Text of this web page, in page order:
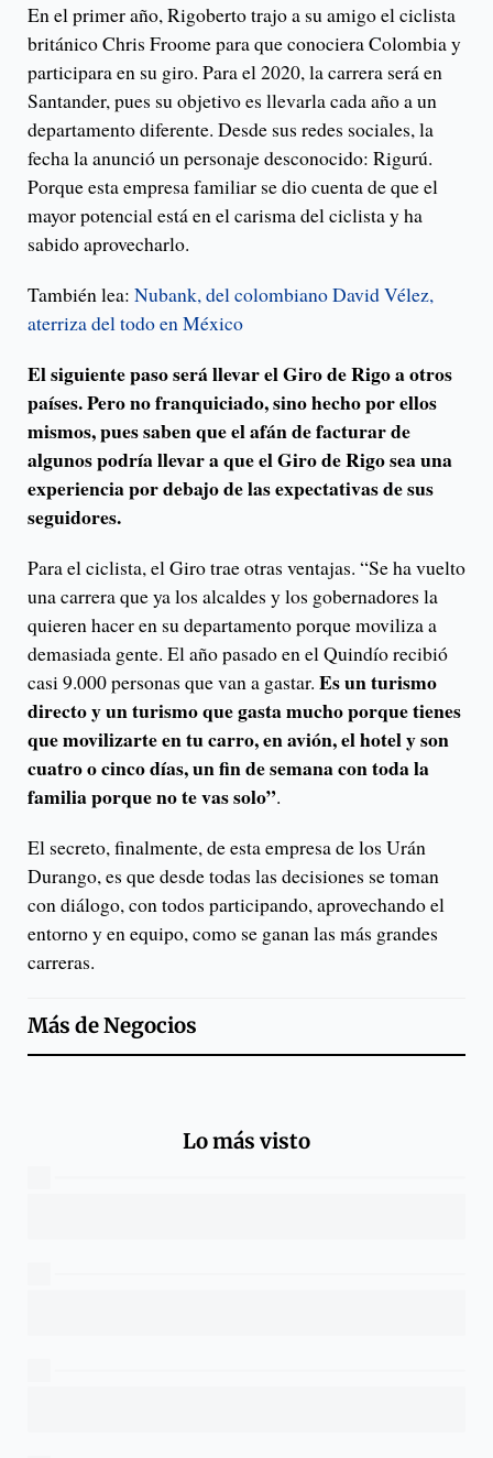
En el primer año, Rigoberto trajo a su amigo el ciclista
británico Chris Froome para que conociera Colombia y
participara en su giro. Para el 2020, la carrera será en
Santander, pues su objetivo es llevarla cada año a un
departamento diferente. Desde sus redes sociales, la
fecha la anunció un personaje desconocido: Rigurú.
Porque esta empresa familiar se dio cuenta de que el
mayor potencial está en el carisma del ciclista y ha
sabido aprovecharlo.
También lea: Nubank, del colombiano David Vélez,
aterriza del todo en México
El siguiente paso será llevar el Giro de Rigo a otros
países. Pero no franquiciado, sino hecho por ellos
mismos, pues saben que el afán de facturar de
algunos podría llevar a que el Giro de Rigo sea una
experiencia por debajo de las expectativas de sus
seguidores.
Para el ciclista, el Giro trae otras ventajas. “Se ha vuelto
una carrera que ya los alcaldes y los gobernadores la
quieren hacer en su departamento porque moviliza a
demasiada gente. El año pasado en el Quindío recibió
casi 9.000 personas que van a gastar. Es un turismo
directo y un turismo que gasta mucho porque tienes
que movilizarte en tu carro, en avión, el hotel y son
cuatro o cinco días, un fin de semana con toda la
familia porque no te vas solo”.
El secreto, finalmente, de esta empresa de los Urán
Durango, es que desde todas las decisiones se toman
con diálogo, con todos participando, aprovechando el
entorno y en equipo, como se ganan las más grandes
carreras.
Más deNegocios
Lo más visto